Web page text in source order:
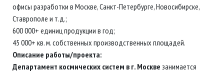
офисы разработки в Москве, Санкт-Петербурге, Новосибирске,
Ставрополе и т.д.;
600 000+ единиц продукции в год;
45 000+ кв. м. собственных производственных площадей.
Описание работы/проекта:
Департамент космических систем в г. Москве занимается